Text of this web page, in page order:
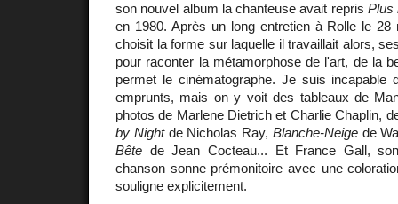
son nouvel album la chanteuse avait repris Plus
en 1980. Après un long entretien à Rolle le
choisit la forme sur laquelle il travaillait alors,
pour raconter la métamorphose de l'art, de la
permet le cinématographe. Je suis incapable
emprunts, mais on y voit des tableaux de
photos de Marlene Dietrich et Charlie Chaplin,
by Nightde Nicholas Ray, Blanche-Neigede
Bête de Jean Cocteau... Et France Gall,
chanson sonne prémonitoire avec une
souligne explicitement.